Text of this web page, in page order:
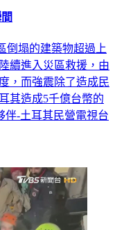
倒塌的建築物超過上
續進入災區救援，由
，而強震除了造成民
其造成5千億台幣的
伴-土耳其民營電視台